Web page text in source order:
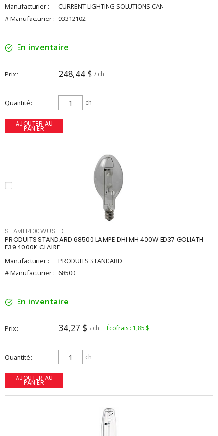
Manufacturier :
CURRENT LIGHTING SOLUTIONS CAN
# Manufacturier : 93312102
En inventaire
Prix 248,44 $ / ch
Quantité ch
AJOUTER AU
PANIER
STAMH400WUSTD
PRODUITS STANDARD 68500 LAMPE DHI MH 400W ED37 GOLIATH
E39 4000K CLAIRE
Manufacturier :
PRODUITS STANDARD
# Manufacturier : 68500
En inventaire
Prix 34,27 $ / ch Écofrais : 1,85 $
Quantité ch
AJOUTER AU
PANIER